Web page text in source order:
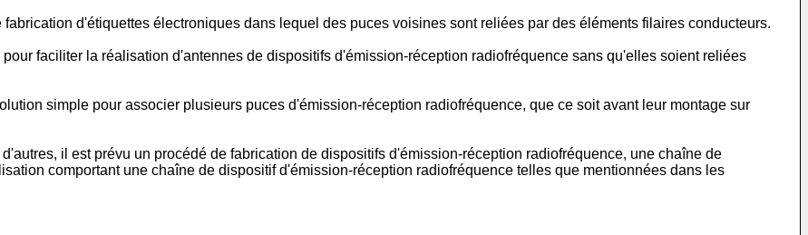
fabrication d'étiquettes électroniques dans lequel des puces voisines sont reliées par des éléments filaires conducteurs.
faciliter la réalisation d'antennes de dispositifs d'émission-réception radiofréquence sans qu'elles soient reliées
simple pour associer plusieurs puces d'émission-réception radiofréquence, que ce soit avant leur montage sur
il est prévu un procédé de fabrication de dispositifs d'émission-réception radiofréquence, une chaîne de
comportant une chaîne de dispositif d'émission-réception radiofréquence telles que mentionnées dans les